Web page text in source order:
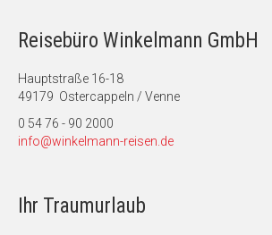
Reisebüro Winkelmann GmbH
Hauptstraße 16-18
49179 Ostercappeln / Venne
0 54 76 - 90 2000
info@winkelmann-reisen.de
Ihr Traumurlaub